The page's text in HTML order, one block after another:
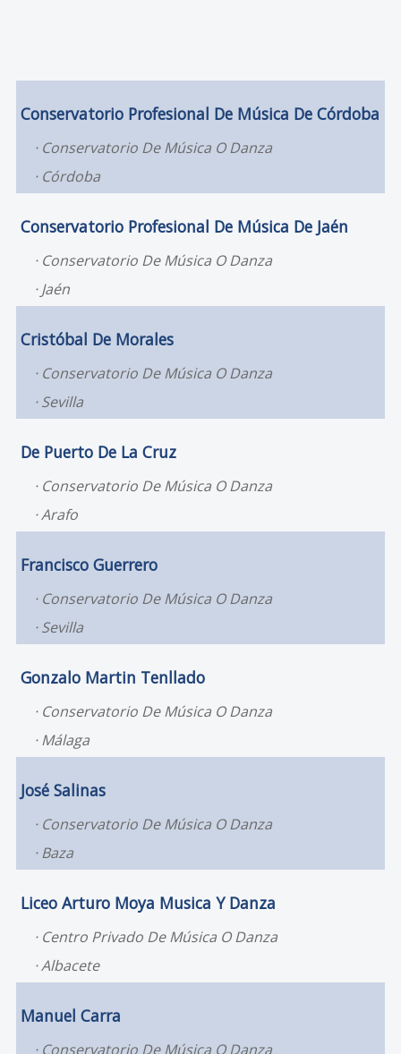
Conservatorio Profesional De Música De Córdoba
Conservatorio De Música O Danza
Córdoba
Conservatorio Profesional De Música De Jaén
Conservatorio De Música O Danza
Jaén
Cristóbal De Morales
Conservatorio De Música O Danza
Sevilla
De Puerto De La Cruz
Conservatorio De Música O Danza
Arafo
Francisco Guerrero
Conservatorio De Música O Danza
Sevilla
Gonzalo Martin Tenllado
Conservatorio De Música O Danza
Málaga
José Salinas
Conservatorio De Música O Danza
Baza
Liceo Arturo Moya Musica Y Danza
Centro Privado De Música O Danza
Albacete
Manuel Carra
Conservatorio De Música O Danza